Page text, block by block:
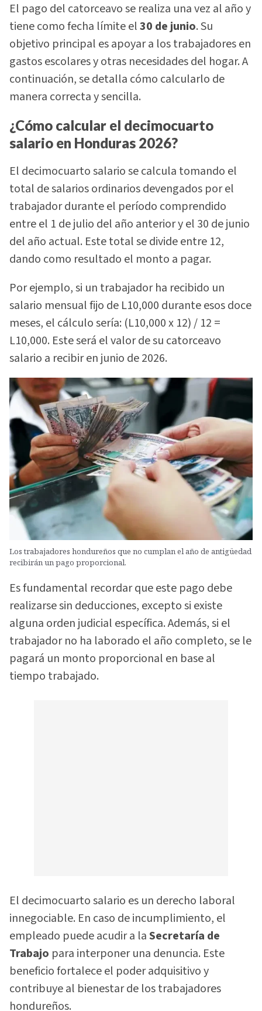
El pago del catorceavo se realiza una vez al año y
tiene como fecha límite el30 de junio. Su
objetivo principal es apoyar a los trabajadores en
gastos escolares y otras necesidades del hogar. A
continuación, se detalla cómo calcularlo de
manera correcta y sencilla.
¿Cómo calcular el decimocuarto
salario en Honduras 2026?
El decimocuarto salario se calcula tomando el
total de salarios ordinarios devengados por el
trabajador durante el período comprendido
entre el 1 de julio del año anterior y el 30 de junio
del año actual. Este total se divide entre 12,
dando como resultado el monto a pagar.
Por ejemplo, si un trabajador ha recibido un
salario mensual fijo de L10,000 durante esos doce
meses, el cálculo sería: (L10,000 x 12) / 12 =
L10,000. Este será el valor de su catorceavo
salario a recibir en junio de 2026.
Los trabajadores hondureños que no cumplan el año de antigüedad
recibirán un pago proporcional.
Es fundamental recordar que este pago debe
realizarse sin deducciones, excepto si existe
alguna orden judicial específica. Además, si el
trabajador no ha laborado el año completo, se le
pagará un monto proporcional en base al
tiempo trabajado.
El decimocuarto salario es un derecho laboral
innegociable. En caso de incumplimiento, el
empleado puede acudir a laSecretaría de
Trabajo para interponer una denuncia. Este
beneficio fortalece el poder adquisitivo y
contribuye al bienestar de los trabajadores
hondureños.